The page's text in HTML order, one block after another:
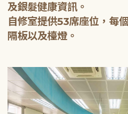
及銀髮健康資訊。
自修室提供53席座位，每